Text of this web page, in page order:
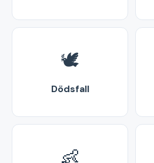
🕊️
Dödsfall
👶